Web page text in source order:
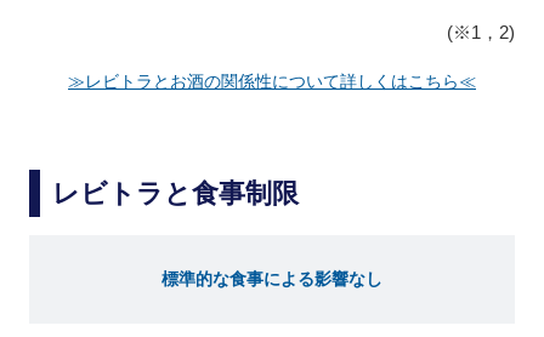
(※1，2)
≫レビトラとお酒の関係性について詳しくはこちら≪
レビトラと食事制限
標準的な食事による影響なし